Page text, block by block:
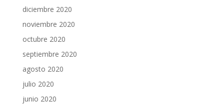
diciembre 2020
noviembre 2020
octubre 2020
septiembre 2020
agosto 2020
julio 2020
junio 2020